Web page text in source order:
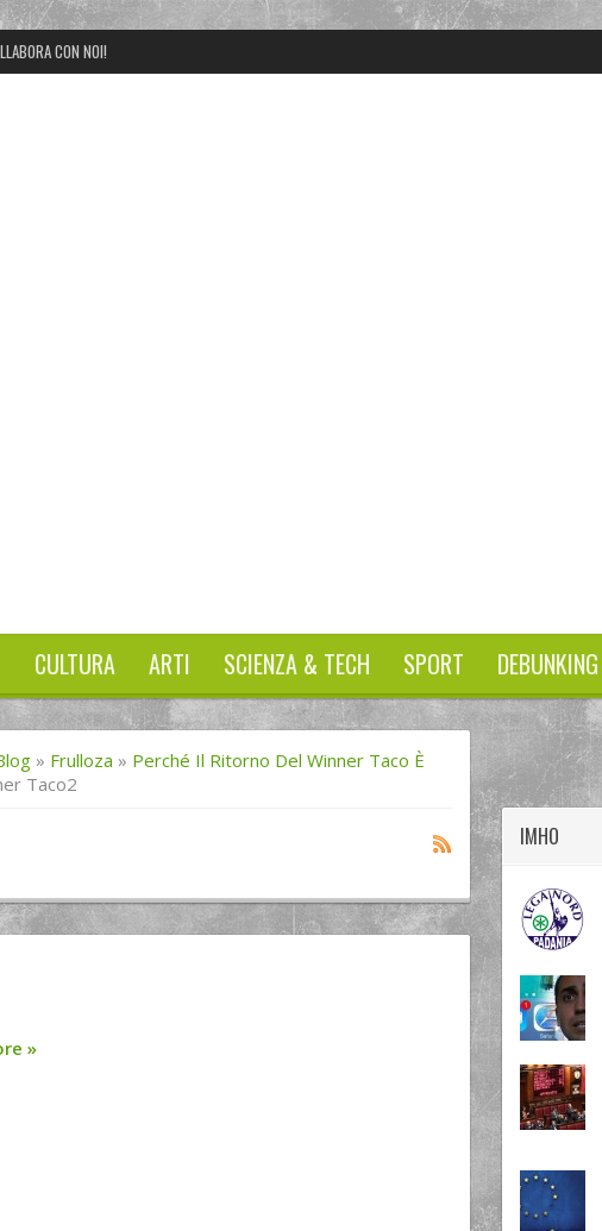
CON NOI!
CULTURA ARTI SCIENZA & TECH SPORT DEBUNKING
» Frulloza » Perché Il Ritorno Del Winner Taco È
Taco2
»
IMHO